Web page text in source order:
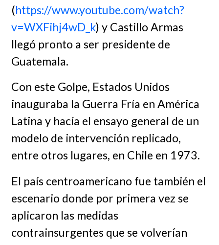
(https://www.youtube.com/watch?
v=WXFihj4wD_k) y Castillo Armas
llegó pronto a ser presidente de
Guatemala.
Con este Golpe, Estados Unidos
inauguraba la Guerra Fría en América
Latina y hacía el ensayo general de un
modelo de intervención replicado,
entre otros lugares, en Chile en 1973.
El país centroamericano fue también el
escenario donde por primera vez se
aplicaron las medidas
contrainsurgentes que se volverían